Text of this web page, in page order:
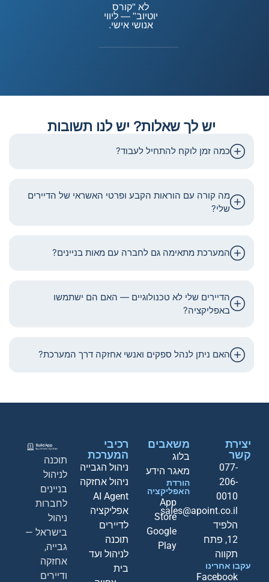
לא "קורס
יוטיוב" — ליווי
אנושי אישי.
יש לך שאלות? יש לנו תשובות
כמה זמן לוקח להתחיל לעבוד?
מה קורה עם הוראות הקבע ופרטי האשראי של הדיירים
שלי?
המערכת מתאימה גם לחברה עם מאות בניינים?
הדיירים שלי לא טכנולוגיים — האם הם ישתמשו
באפליקציה?
האם ניתן לנהל ספקים ואנשי אחזקה דרך המערכת?
תוכנה
לניהול
בניינים
לחברות
ניהול
בישראל —
גבייה,
אחזקה
ודיירים
רכיבי
המערכת
ניהול הגבייה
ניהול אחזקה
AI Agent
אפליקציה
לדיירים
תוכנה
לניהול ועד
בית
משאבים
בלוג
מאגר הידע
הורדת
האפליקציה
App
Store
Google
Play
יצירת
קשר
077-
206-
0010
sales@apoint.co.il
הלפיד
12, פתח
תקווה
עקבו אחרינו
Facebook